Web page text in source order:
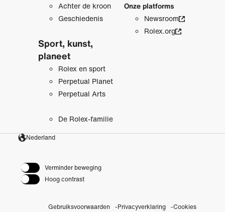
Achter de kroon
Geschiedenis
Sport, kunst,
planeet
Rolex en sport
Perpetual Planet
Perpetual Arts
De Rolex-familie
Onze platforms
Newsroom
Rolex.org
Nederland
Verminder beweging
Hoog contrast
Gebruiksvoorwaarden Privacyverklaring Cookies